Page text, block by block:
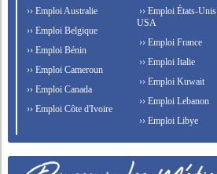
›› Emploi Australie
›› Emploi Belgique
›› Emploi Bénin
›› Emploi Cameroun
›› Emploi Canada
›› Emploi Côte d'Ivoire
›› Emploi États-Unis
USA
›› Emploi France
›› Emploi Italie
›› Emploi Kuwait
›› Emploi Lebanon
›› Emploi Libye